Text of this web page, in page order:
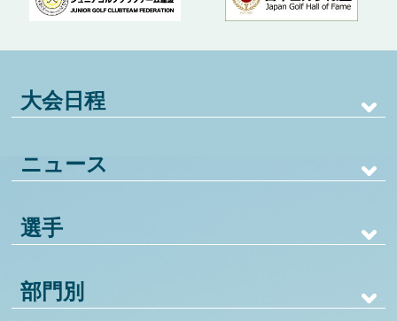
大会日程
ニュース
選手
部門別